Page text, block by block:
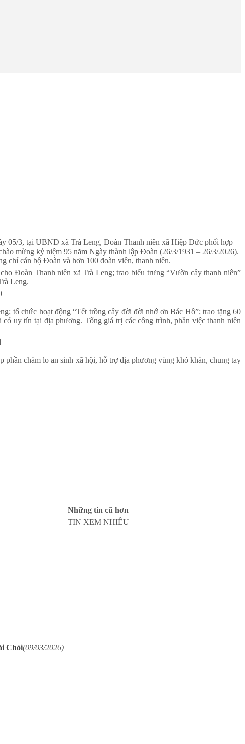
05/3, tại UBND xã Trà Leng, Đoàn Thanh niên xã Hiệp Đức phối hợp
mừng kỷ niệm 95 năm Ngày thành lập Đoàn (26/3/1931 – 26/3/2026).
cán bộ Đoàn và hơn 100 đoàn viên, thanh niên.
Đoàn Thanh niên xã Trà Leng; trao biểu trưng “Vườn cây thanh niên”
Leng.
tổ chức hoạt động “Tết trồng cây đời đời nhớ ơn Bác Hồ”; trao tặng 60
uy tín tại địa phương. Tổng giá trị các công trình, phần việc thanh niên
chăm lo an sinh xã hội, hỗ trợ địa phương vùng khó khăn, chung tay
Chòi(09/03/2026)
Những tin cũ hơn
TIN XEM NHIỀU